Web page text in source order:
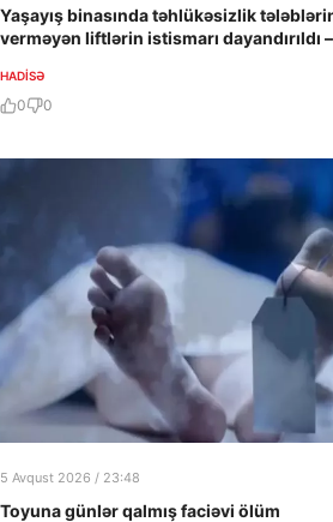
Yaşayış binasında təhlükəsizlik
verməyən liftlərin istismarı dayandırıldı
HADISƏ
0 0
5 Avqust 2026 / 23:48
Toyuna günlər qalmış faciəvi ölüm